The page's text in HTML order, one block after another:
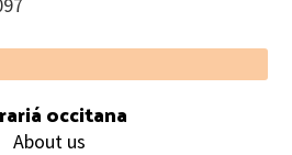
occitana
About us